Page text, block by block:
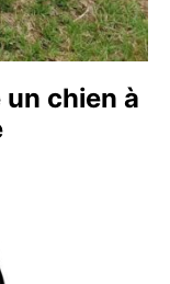
un chien à